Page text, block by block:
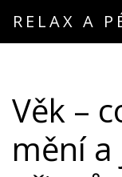
RELAX A
Věk –
mění